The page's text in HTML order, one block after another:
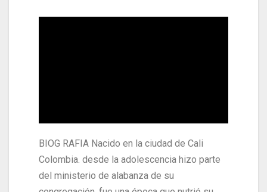
BIOG RAFIA Nacido en la ciudad de Cali
Colombia. desde la adolescencia hizo parte
del ministerio de alabanza de su